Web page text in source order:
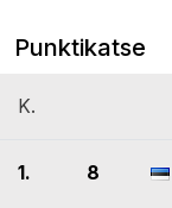
Punktikatse
K.
1. 8